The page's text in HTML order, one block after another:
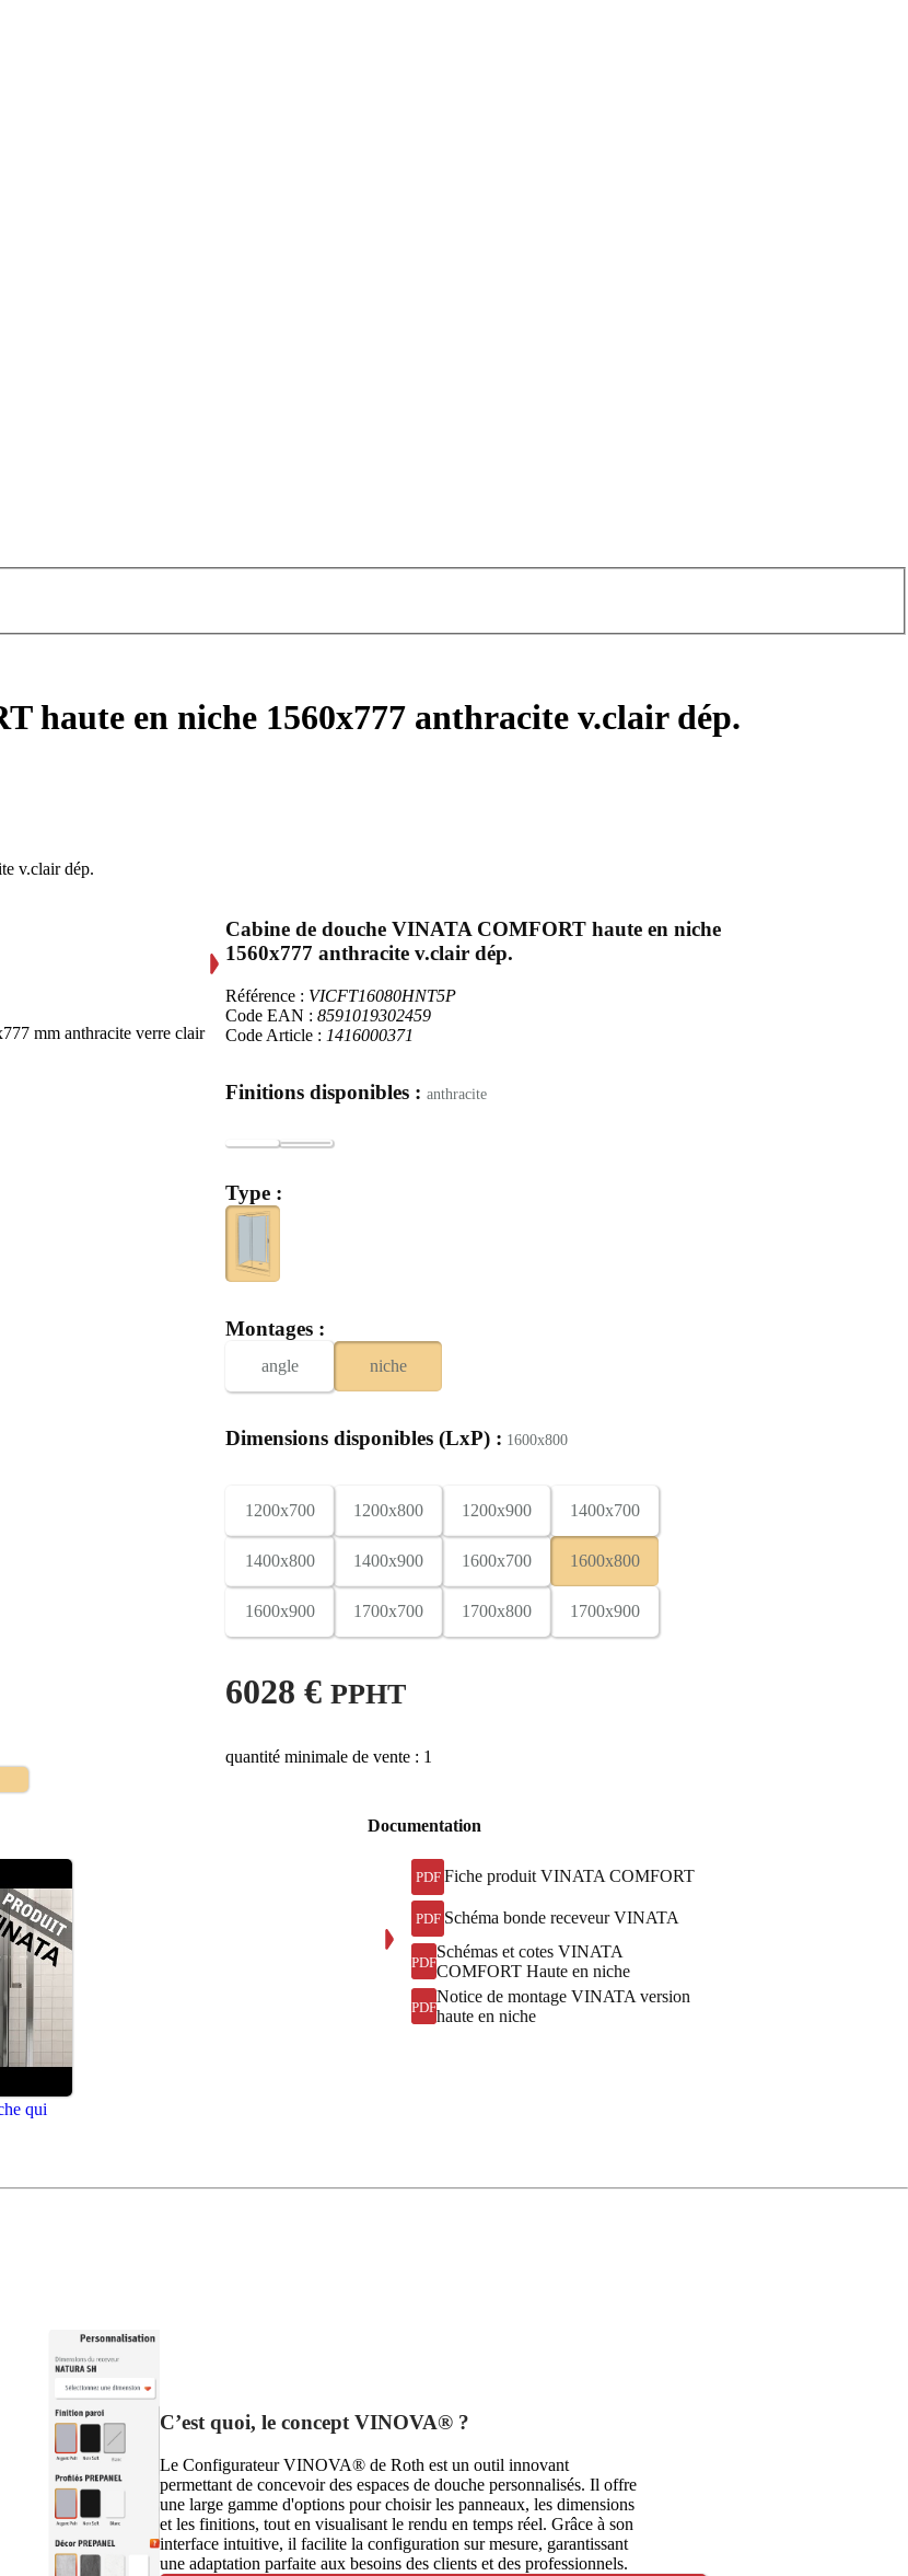
haute en niche 1560x777 anthracite v.clair dép.
v.clair dép.
mm anthracite verre clair
Cabine de douche VINATA COMFORT haute en niche
1560x777 anthracite v.clair dép.
Référence : VICFT16080HNT5P
Code EAN : 8591019302459
Code Article : 1416000371
Finitions disponibles : anthracite
Type :
Montages :
angle niche
Dimensions disponibles (LxP) : 1600x800
1200x700 1200x800 1200x900 1400x700
1400x800 1400x900 1600x700 1600x800
1600x900 1700x700 1700x800 1700x900
6028 € PPHT
quantité minimale de vente : 1
qui
Documentation
PDF Fiche produit VINATA COMFORT
PDF Schéma bonde receveur VINATA
PDF
Schémas et cotes VINATA
COMFORT Haute en niche
PDF
Notice de montage VINATA version
haute en niche
C’est quoi, le concept VINOVA® ?
Le Configurateur VINOVA® de Roth est un outil innovant
permettant de concevoir des espaces de douche personnalisés. Il offre
une large gamme d'options pour choisir les panneaux, les dimensions
et les finitions, tout en visualisant le rendu en temps réel. Grâce à son
interface intuitive, il facilite la configuration sur mesure, garantissant
une adaptation parfaite aux besoins des clients et des professionnels.